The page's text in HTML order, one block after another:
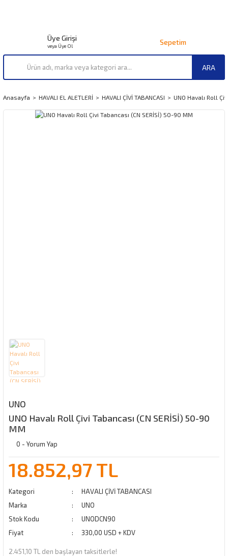
ARA
Üye Girişi
veya Üye Ol Sepetim
Anasayfa HAVALI EL ALETLERİ HAVALI ÇİVİ TABANCASI UNO Havalı Roll
UNO
UNO Havalı Roll Çivi Tabancası (CN SERİSİ) 50-90
MM
0 - Yorum Yap
18.852,97 TL
Kategori
HAVALI ÇİVİ TABANCASI
Marka
UNO
Stok Kodu
UNODCN90
Fiyat
330,00 USD + KDV
2.451,10 TL den başlayan taksitlerle!